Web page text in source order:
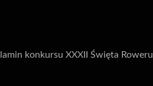
konkursu XXXII Święta Roweru